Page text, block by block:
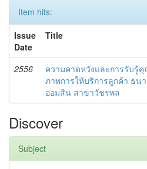
Item hits:
Issue
Date
Title
2556
ความคาดหวังและการรับรู้
ภาพการให้บริการลูกค้า ธน
ออมสิน สาขาวัชรพล
Discover
Subject